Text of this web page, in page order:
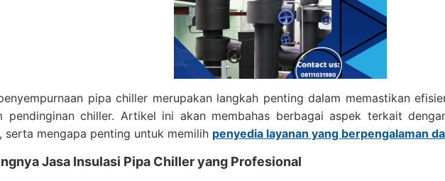
pipa chiller merupakan langkah penting dalam memastikan
pendinginan chiller. Artikel ini akan membahas berbagai aspek terkait
serta mengapa penting untuk memilih penyedia layanan yang berpengalaman
Jasa Insulasi Pipa Chiller yang Profesional